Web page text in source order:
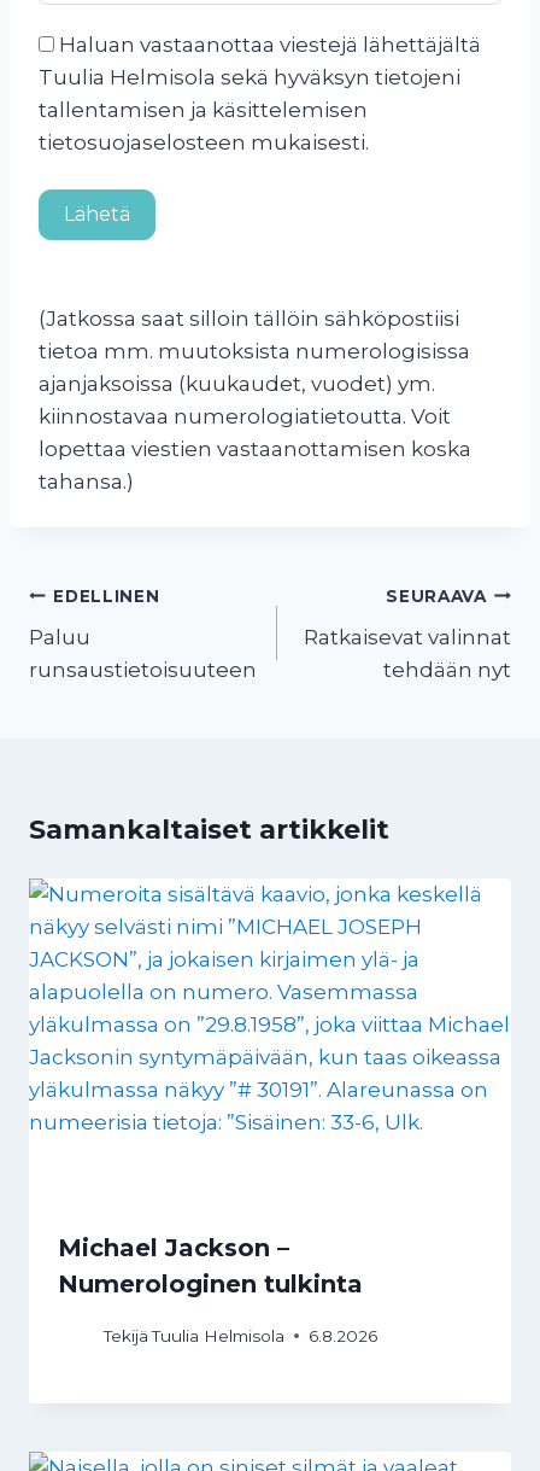
Haluan vastaanottaa viestejä lähettäjältä
Tuulia Helmisola sekä hyväksyn tietojeni
tallentamisen ja käsittelemisen
tietosuojaselosteen mukaisesti.
Lähetä
(Jatkossa saat silloin tällöin sähköpostiisi
tietoa mm. muutoksista numerologisissa
ajanjaksoissa (kuukaudet, vuodet) ym.
kiinnostavaa numerologiatietoutta. Voit
lopettaa viestien vastaanottamisen koska
tahansa.)
Artikkelien
selaus
EDELLINEN
Paluu
runsaustietoisuuteen
SEURAAVA
Ratkaisevat valinnat
tehdään nyt
Samankaltaiset artikkelit
Michael Jackson –
Numerologinen tulkinta
Tekijä Tuulia Helmisola 6.8.2026